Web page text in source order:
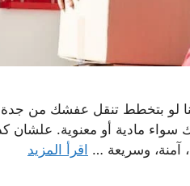
لو بتخطط تنقل عفشك من
سواء مادية أو معنوية.
آمنة، وسريعة … اقرأ المزيد